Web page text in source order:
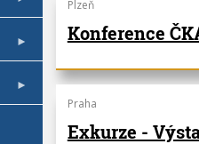
I
A
C
Plzeň
Konference
Praha
Exkurze -